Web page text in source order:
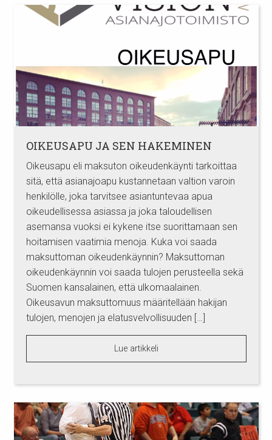
OIKEUSAPU JA SEN HAKEMINEN
Oikeusapu eli maksuton oikeudenkäynti tarkoittaa
sitä, että asianajoapu kustannetaan valtion varoin
henkilölle, joka tarvitsee asiantuntevaa apua
oikeudellisessa asiassa ja joka taloudellisen
asemansa vuoksi ei kykene itse suorittamaan sen
hoitamisen vaatimia menoja. Kuka voi saada
maksuttoman oikeudenkäynnin? Maksuttoman
oikeudenkäynnin voi saada tulojen perusteella sekä
Suomen kansalainen, että ulkomaalainen.
Oikeusavun maksuttomuus määritellään hakijan
tulojen, menojen ja elatusvelvollisuuden […]
Lue artikkeli